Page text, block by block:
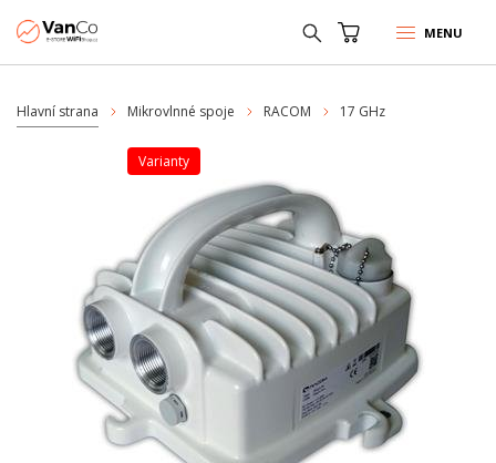
MENU
Hlavní strana Mikrovlnné spoje RACOM 17 GHz
varianty